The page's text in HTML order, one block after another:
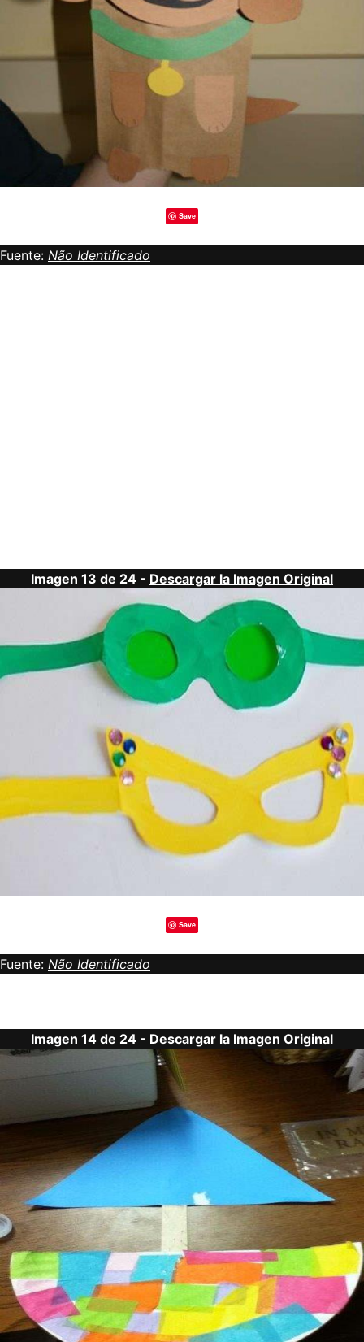
Save
Fuente: Não Identificado
Imagen 13 de 24 - Descargar la Imagen Original
Save
Fuente: Não Identificado
Imagen 14 de 24 - Descargar la Imagen Original